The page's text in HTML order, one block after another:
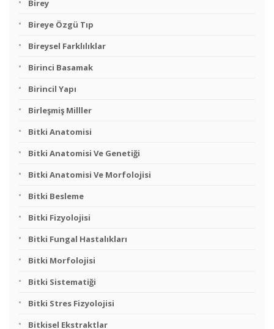
Birey
Bireye Özgü Tıp
Bireysel Farklılıklar
Birinci Basamak
Birincil Yapı
Birleşmiş Milller
Bitki Anatomisi
Bitki Anatomisi Ve Genetiği
Bitki Anatomisi Ve Morfolojisi
Bitki Besleme
Bitki Fizyolojisi
Bitki Fungal Hastalıkları
Bitki Morfolojisi
Bitki Sistematiği
Bitki Stres Fizyolojisi
Bitkisel Ekstraktlar